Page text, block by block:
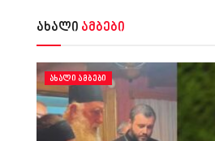
ახალი ამბები
ᲐᲮᲐᲚᲘ ᲐᲛᲑᲔᲑᲘ